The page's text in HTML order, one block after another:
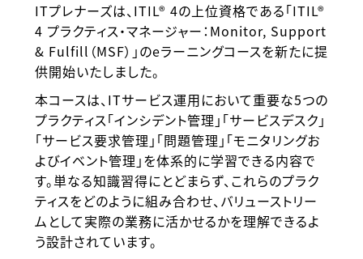
ITプレナーズは、ITIL® 4の上位資格である「ITIL®
4 プラクティス・マネージャー：Monitor, Support
& Fulfill（MSF）」のeラーニングコースを新たに提
供開始いたしました。
本コースは、ITサービス運用において重要な5つの
プラクティス「インシデント管理」「サービスデスク」
「サービス要求管理」「問題管理」「モニタリングお
よびイベント管理」を体系的に学習できる内容で
す。単なる知識習得にとどまらず、これらのプラク
ティスをどのように組み合わせ、バリューストリー
ムとして実際の業務に活かせるかを理解できるよ
う設計されています。